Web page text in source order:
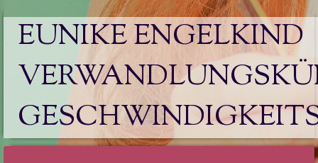
EUNIKE ENGELKIND